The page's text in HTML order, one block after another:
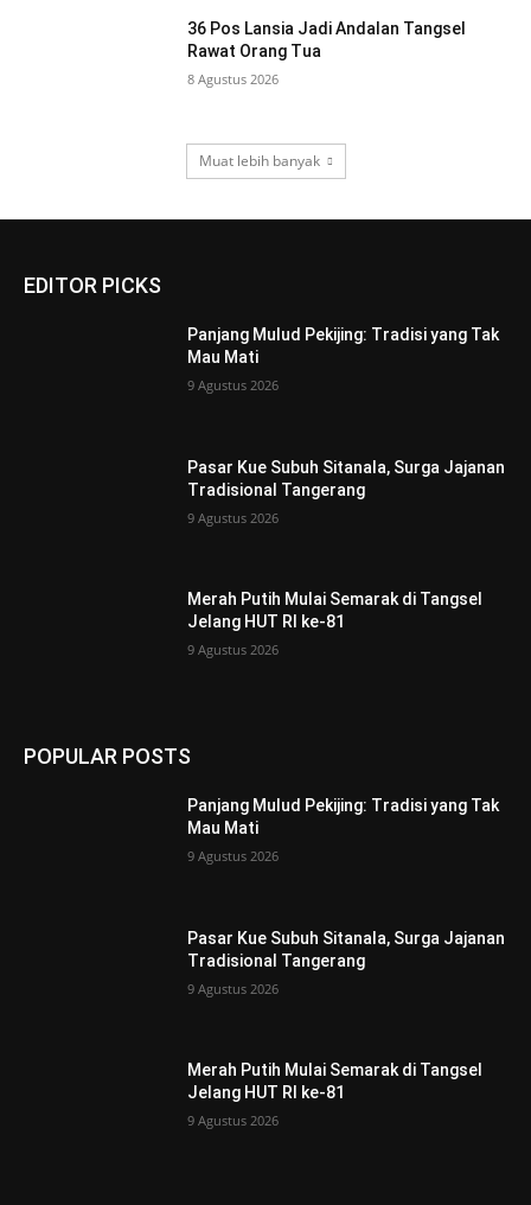
36 Pos Lansia Jadi Andalan Tangsel
Rawat Orang Tua
8 Agustus 2026
Muat lebih banyak
EDITOR PICKS
Panjang Mulud Pekijing: Tradisi yang Tak
Mau Mati
9 Agustus 2026
Pasar Kue Subuh Sitanala, Surga Jajanan
Tradisional Tangerang
9 Agustus 2026
Merah Putih Mulai Semarak di Tangsel
Jelang HUT RI ke-81
9 Agustus 2026
POPULAR POSTS
Panjang Mulud Pekijing: Tradisi yang Tak
Mau Mati
9 Agustus 2026
Pasar Kue Subuh Sitanala, Surga Jajanan
Tradisional Tangerang
9 Agustus 2026
Merah Putih Mulai Semarak di Tangsel
Jelang HUT RI ke-81
9 Agustus 2026